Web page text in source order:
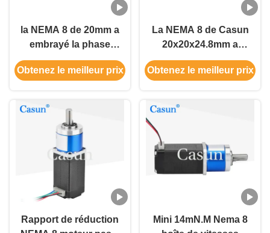
la NEMA 8 de 20mm a
embrayé la phase
0.2Amp Casun Motor de
pas du moteur pas à
Obtenez le meilleur prix
La NEMA 8 de Casun
20x20x24.8mm a
embrayé le moteur pas
à pas avec la boîte de
Obtenez le meilleur prix
Rapport de réduction
Mini 14mN.M Nema 8